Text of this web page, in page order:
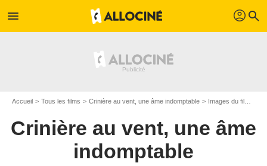
menu profil search
Accueil Tous les films Crinière au vent, une âme indomptable Images du film Crinière au vent, une âme indomptable
Crinière au vent, une âme
indomptable